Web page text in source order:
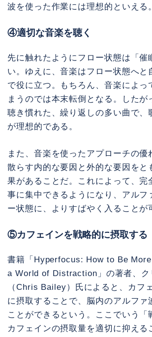
波を使った作業には理想的といえる。
④適切な音楽を聴く
先に触れたようにフロー状態は「催
い。ゆえに、音楽はフロー状態へと
で役に立つ。もちろん、音楽によっ
まうのでは本末転倒となる。したが
聴き慣れた、繰り返しの多い曲で、
が理想的である。
また、音楽を使ったアプローチの優
散らす内的な要因と外的な要因をと
果があることだ。これによって、完
事に集中できるようになり、アルフ
ー状態に、よりすばやく入ることが
⑤カフェインを戦略的に摂取する
書籍「Hyperfocus: How to Be
a World of Distraction」の著者、ク
（Chris Bailey）氏によると、カフ
に摂取することで、脳内のアルファ
ことができるという。ここでいう「
カフェインの摂取量を適切に抑える